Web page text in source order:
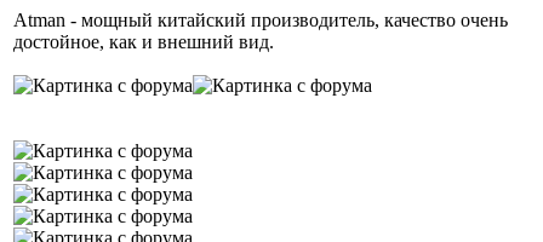
Atman - мощный китайский производитель, качество очень
достойное, как и внешний вид.